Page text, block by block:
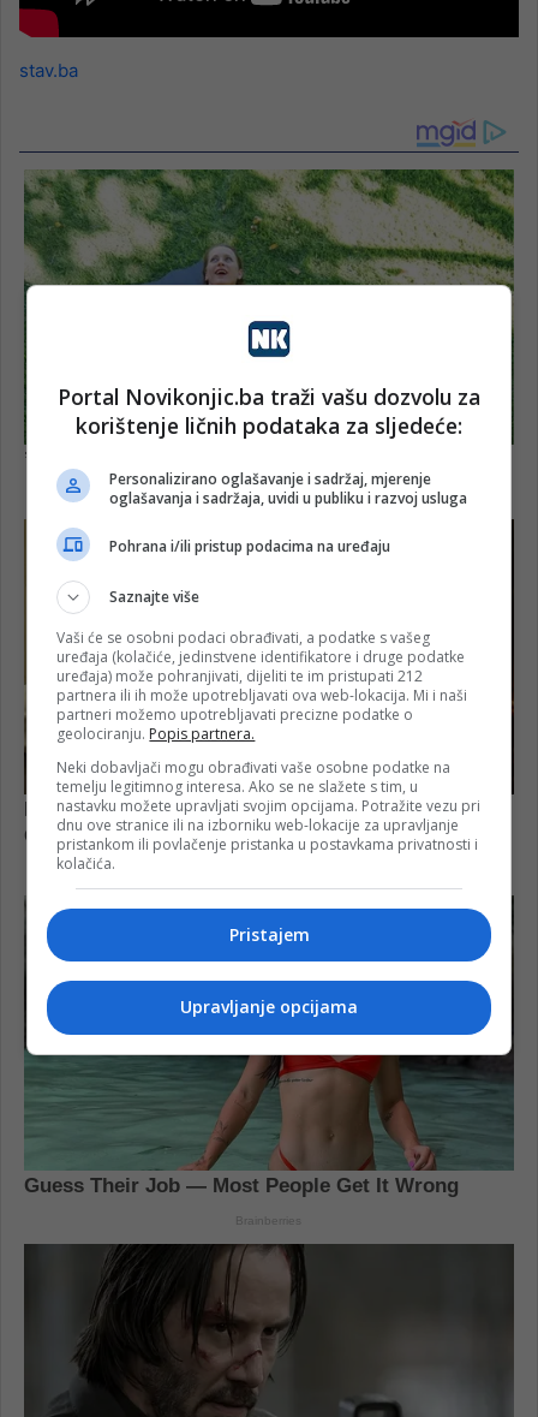
stav.ba
Portal Novikonjic.ba traži vašu dozvolu za
korištenje ličnih podataka za sljedeće:
Personalizirano oglašavanje i sadržaj, mjerenje
oglašavanja i sadržaja, uvidi u publiku i razvoj usluga
Pohrana i/ili pristup podacima na uređaju
Saznajte više
Vaši će se osobni podaci obrađivati, a podatke s vašeg
uređaja (kolačiće, jedinstvene identifikatore i druge podatke
uređaja) može pohranjivati, dijeliti te im pristupati 212
partnera ili ih može upotrebljavati ova web-lokacija. Mi i naši
partneri možemo upotrebljavati precizne podatke o
geolociranju. Popis partnera.
Neki dobavljači mogu obrađivati vaše osobne podatke na
temelju legitimnog interesa. Ako se ne slažete s tim, u
nastavku možete upravljati svojim opcijama. Potražite vezu pri
dnu ove stranice ili na izborniku web-lokacije za upravljanje
pristankom ili povlačenje pristanka u postavkama privatnosti i
kolačića.
Pristajem
Upravljanje opcijama